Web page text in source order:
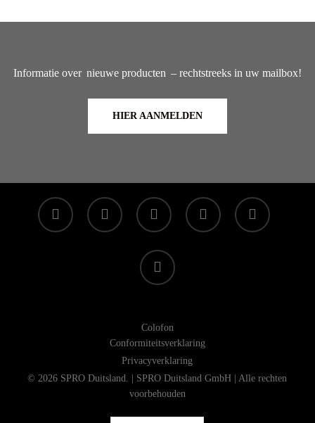
Informatie over nieuwe producten – rechtstreeks in uw mailbox!
HIER AANMELDEN
facebook linkedin youtube instagram whatsapp
tiktok
Colofon
Conformiteitsverklaring
Privacyverklaring
© 2026 SPRO Duitsland. | SPRO Duitsland GmbH | Alle rechten
voorbehouden